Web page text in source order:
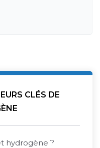
CLÉS DE
hydrogène ?